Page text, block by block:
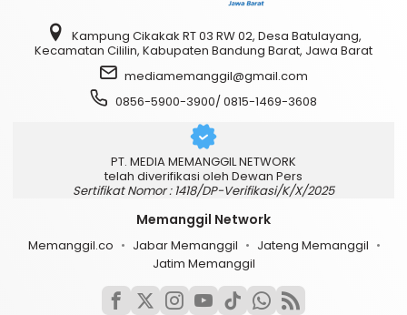
Kampung Cikakak RT 03 RW 02, Desa Batulayang,
Kecamatan Cililin, Kabupaten Bandung Barat, Jawa Barat
mediamemanggil@gmail.com
0856-5900-3900/ 0815-1469-3608
PT. MEDIA MEMANGGIL NETWORK
telah diverifikasi oleh Dewan Pers
Sertifikat Nomor : 1418/DP-Verifikasi/K/X/2025
Memanggil Network
Memanggil.co Jabar Memanggil
Jateng Memanggil
Jatim Memanggil